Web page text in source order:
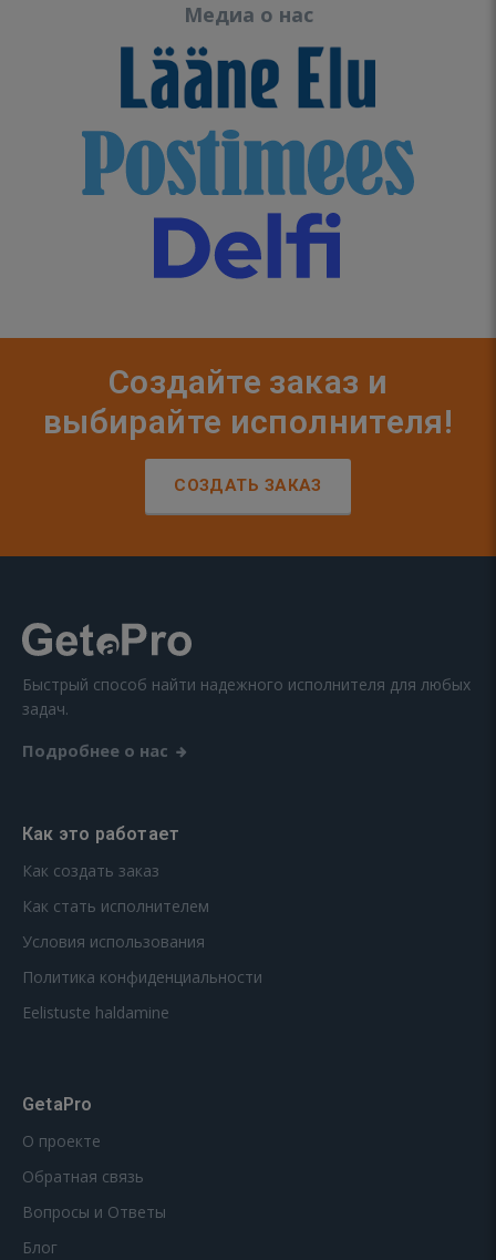
Медиа о нас
Создайте заказ и
выбирайте исполнителя!
СОЗДАТЬ ЗАКАЗ
Быстрый способ найти надежного исполнителя для любых
задач.
Подробнее о нас
Как это работает
Как создать заказ
Как стать исполнителем
Условия использования
Политика конфиденциальности
Eelistuste haldamine
GetaPro
О проекте
Обратная связь
Вопросы и Ответы
Блог